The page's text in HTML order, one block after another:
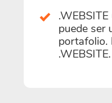
puede ser
portafolio.
.WEBSITE.